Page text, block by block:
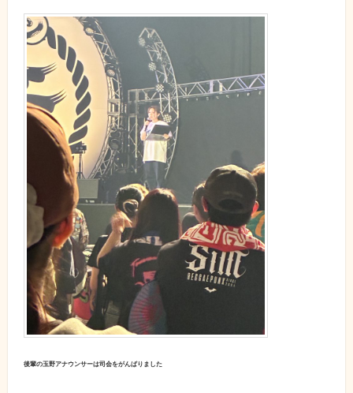
後輩の玉野アナウンサーは司会をがんばりました